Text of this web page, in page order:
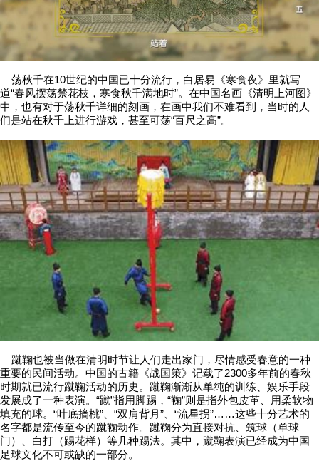
荡秋千在10世纪的中国已十分流行，白居易《寒食夜》里就写
道“春风摆荡禁花枝，寒食秋千满地时”。在中国名画《清明上河图》
中，也有对于荡秋千详细的刻画，在画中我们不难看到，当时的人
们是站在秋千上进行游戏，甚至可荡“百尺之高”。
蹴鞠也被当做在清明时节让人们走出家门，尽情感受春意的一种
重要的民间活动。中国的古籍《战国策》记载了2300多年前的春秋
时期就已流行蹴鞠活动的历史。蹴鞠渐渐从单纯的训练、娱乐手段
发展成了一种表演。“蹴”指用脚踢，“鞠”则是指外包皮革、用柔软物
填充的球。“叶底摘桃”、“双肩背月”、“流星拐”……这些十分艺术的
名字都是流传至今的蹴鞠动作。蹴鞠分为直接对抗、筑球（单球
门）、白打（踢花样）等几种踢法。其中，蹴鞠表演已经成为中国
足球文化不可或缺的一部分。